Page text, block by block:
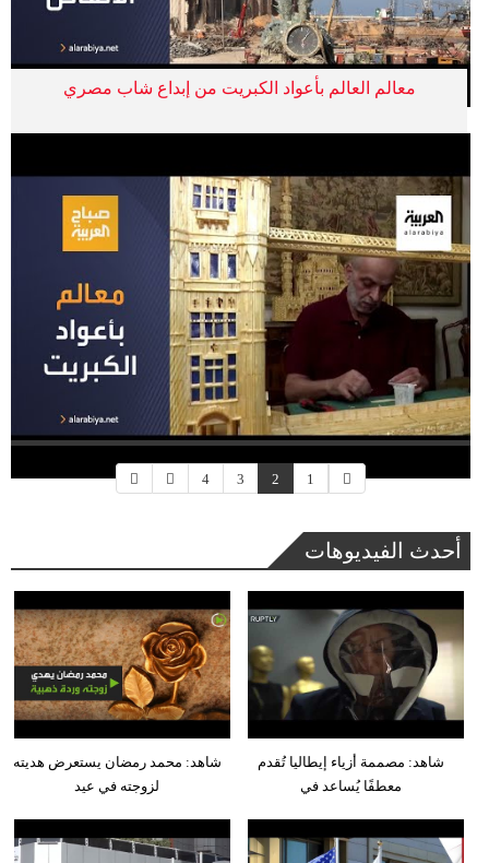
معالم العالم بأعواد الكبريت من إبداع شاب مصري
1
2
3
4
أحدث الفيديوهات
شاهد: محمد رمضان يستعرض هديته
لزوجته في عيد
شاهد: مصممة أزياء إيطاليا تُقدم
معطفًا يُساعد في